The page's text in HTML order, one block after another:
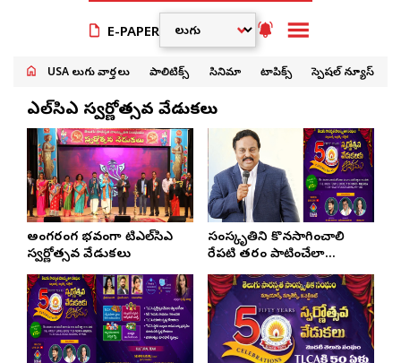
E-PAPER
USA తెలుగు వార్తలు పాలిటిక్స్ సినిమా టాపిక్స్ స్పెషల్ న్యూస్
టిఎల్‌సిఎ స్వర్ణోత్సవ వేడుకలు
అంగరంగ వైభవంగా టిఎల్‌సిఎ
స్వర్ణోత్సవ వేడుకలు
సంస్కృతిని కొనసాగించాలి
రేపటి తరం పాటించేలా
చూడాలి…